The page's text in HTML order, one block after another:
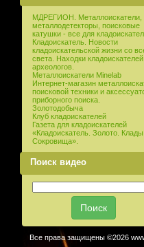
МДРЕГИОН. Металлоискатели,
металлодетекторы, поисковые
катушки - все для
Кладоискатель. Новости
кладоискательской жизни со
света. Находки
археологов.
Металлоискатели Minelab
Интернет-магазин
поисковой техники и
приборного поиска.
Золотодобыча
Клуб кладоискателей
Газета для кладоискателей
«Кладоискатель. Золото. Клады.
Сокровища».
Поиск видео
Все права защищены ©2026